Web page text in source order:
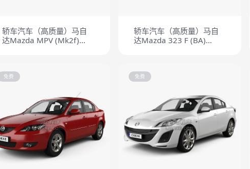
轿车汽车（高质量）马自
达Mazda MPV (Mk2f)
轿车汽车（高质量）马自
达Mazda 323 F (BA)
免费 免费